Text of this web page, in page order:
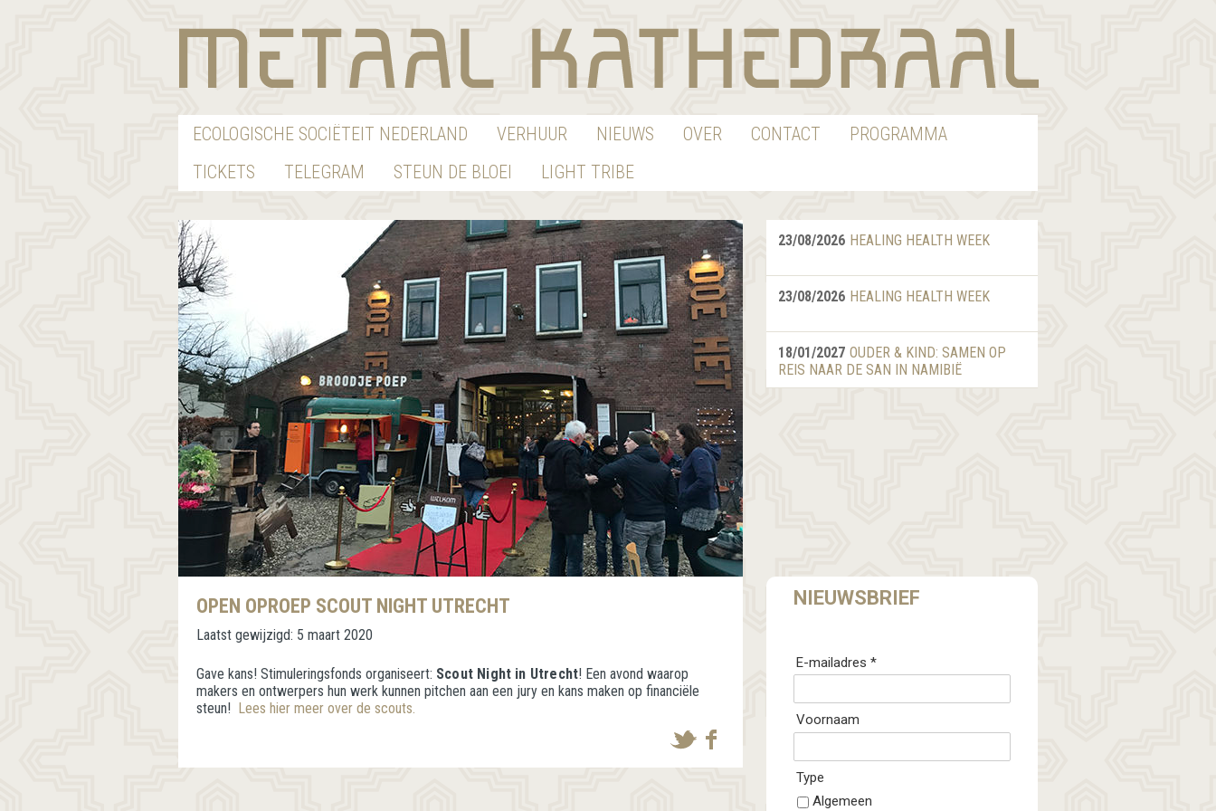
ECOLOGISCHE SOCIËTEIT NEDERLAND VERHUUR NIEUWS OVER CONTACT
PROGRAMMA
TICKETS
TELEGRAM STEUN DE BLOEI LIGHT TRIBE
OPEN OPROEP SCOUT NIGHT UTRECHT
Laatst gewijzigd: 5 maart 2020
Gave kans! Stimuleringsfonds organiseert: Scout Night in Utrecht! Een avond waarop
makers en ontwerpers hun werk kunnen pitchen aan een jury en kans maken op financiële
steun! Lees hier meer over de scouts.
23/08/2026 HEALING HEALTH WEEK
23/08/2026 HEALING HEALTH WEEK
18/01/2027 OUDER & KIND: SAMEN OP
REIS NAAR DE SAN IN NAMIBIË
NIEUWSBRIEF
E-mailadres *
Voornaam
Type
Algemeen